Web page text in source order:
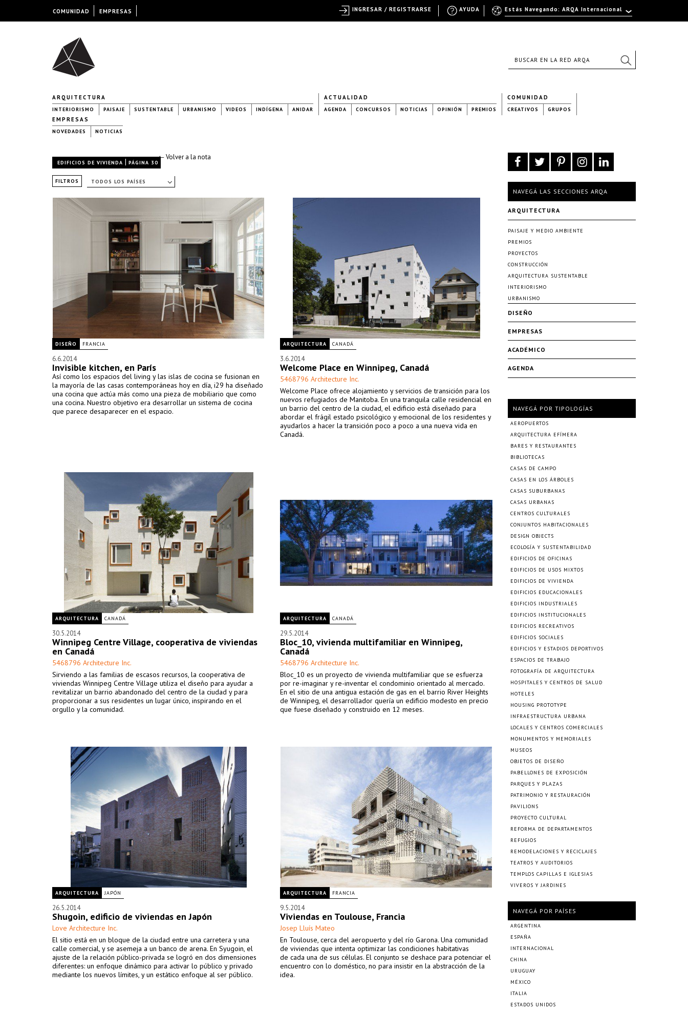
ARQUITECTURA
INTERIORISMO PAISAJE SUSTENTABLE URBANISMO VIDEOS INDÍGENA ANIDAR
ACTUALIDAD
AGENDA CONCURSOS NOTICIAS OPINIÓN PREMIOS
COMUNIDAD
CREATIVOS GRUPOS
EMPRESAS
NOVEDADES NOTICIAS
← Volver a la nota
EDIFICIOS DE VIVIENDA | PÁGINA 30
FILTROS TODOS LOS PAÍSES
DISEÑO FRANCIA
6.6.2014
Invisible kitchen, en París
Así como los espacios del living y las islas de cocina se fusionan en
la mayoría de las casas contemporáneas hoy en día, i29 ha diseñado
una cocina que actúa más como una pieza de mobiliario que como
una cocina. Nuestro objetivo era desarrollar un sistema de cocina
que parece desaparecer en el espacio.
ARQUITECTURA CANADÁ
3.6.2014
Welcome Place en Winnipeg, Canadá
5468796 Architecture Inc.
Welcome Place ofrece alojamiento y servicios de transición para los
nuevos refugiados de Manitoba. En una tranquila calle residencial en
un barrio del centro de la ciudad, el edificio está diseñado para
abordar el frágil estado psicológico y emocional de los residentes y
ayudarlos a hacer la transición poco a poco a una nueva vida en
Canadá.
ARQUITECTURA CANADÁ
30.5.2014
Winnipeg Centre Village, cooperativa de viviendas
en Canadá
5468796 Architecture Inc.
Sirviendo a las familias de escasos recursos, la cooperativa de
viviendas Winnipeg Centre Village utiliza el diseño para ayudar a
revitalizar un barrio abandonado del centro de la ciudad y para
proporcionar a sus residentes un lugar único, inspirando en el
orgullo y la comunidad.
ARQUITECTURA CANADÁ
29.5.2014
Bloc_10, vivienda multifamiliar en Winnipeg,
Canadá
5468796 Architecture Inc.
Bloc_10 es un proyecto de vivienda multifamiliar que se esfuerza
por re-imaginar y re-inventar el condominio orientado al mercado.
En el sitio de una antigua estación de gas en el barrio River Heights
de Winnipeg, el desarrollador quería un edificio modesto en precio
que fuese diseñado y construido en 12 meses.
ARQUITECTURA JAPÓN
26.5.2014
Shugoin, edificio de viviendas en Japón
Love Architecture Inc.
El sitio está en un bloque de la ciudad entre una carretera y una
calle comercial, y se asemeja a un banco de arena. En Syugoin, el
ajuste de la relación público-privada se logró en dos dimensiones
diferentes: un enfoque dinámico para activar lo público y privado
mediante los nuevos límites, y un estático enfoque al ser público.
ARQUITECTURA FRANCIA
9.5.2014
Viviendas en Toulouse, Francia
Josep Lluís Mateo
En Toulouse, cerca del aeropuerto y del río Garona. Una comunidad
de viviendas que intenta optimizar las condiciones habitativas
de cada una de sus células. El conjunto se deshace para potenciar el
encuentro con lo doméstico, no para insistir en la abstracción de la
idea.
NAVEGÁ LAS SECCIONES ARQA
ARQUITECTURA
PAISAJE Y MEDIO AMBIENTE
PREMIOS
PROYECTOS
CONSTRUCCIÓN
ARQUITECTURA SUSTENTABLE
INTERIORISMO
URBANISMO
DISEÑO
EMPRESAS
ACADÉMICO
AGENDA
NAVEGÁ POR TIPOLOGÍAS
AEROPUERTOS
ARQUITECTURA EFÍMERA
BARES Y RESTAURANTES
BIBLIOTECAS
CASAS DE CAMPO
CASAS EN LOS ÁRBOLES
CASAS SUBURBANAS
CASAS URBANAS
CENTROS CULTURALES
CONJUNTOS HABITACIONALES
DESIGN OBJECTS
ECOLOGÍA Y SUSTENTABILIDAD
EDIFICIOS DE OFICINAS
EDIFICIOS DE USOS MIXTOS
EDIFICIOS DE VIVIENDA
EDIFICIOS EDUCACIONALES
EDIFICIOS INDUSTRIALES
EDIFICIOS INSTITUCIONALES
EDIFICIOS RECREATIVOS
EDIFICIOS SOCIALES
EDIFICIOS Y ESTADIOS DEPORTIVOS
ESPACIOS DE TRABAJO
FOTOGRAFÍA DE ARQUITECTURA
HOSPITALES Y CENTROS DE SALUD
HOTELES
HOUSING PROTOTYPE
INFRAESTRUCTURA URBANA
LOCALES Y CENTROS COMERCIALES
MONUMENTOS Y MEMORIALES
MUSEOS
OBJETOS DE DISEÑO
PABELLONES DE EXPOSICIÓN
PARQUES Y PLAZAS
PATRIMONIO Y RESTAURACIÓN
PAVILIONS
PROYECTO CULTURAL
REFORMA DE DEPARTAMENTOS
REFUGIOS
REMODELACIONES Y RECICLAJES
TEATROS Y AUDITORIOS
TEMPLOS CAPILLAS E IGLESIAS
VIVEROS Y JARDINES
NAVEGÁ POR PAÍSES
ARGENTINA
ESPAÑA
INTERNACIONAL
CHINA
URUGUAY
MÉXICO
ITALIA
ESTADOS UNIDOS
COMUNIDAD EMPRESAS Estás Navegando: ARQA Internacional
AYUDA
INGRESAR / REGISTRARSE